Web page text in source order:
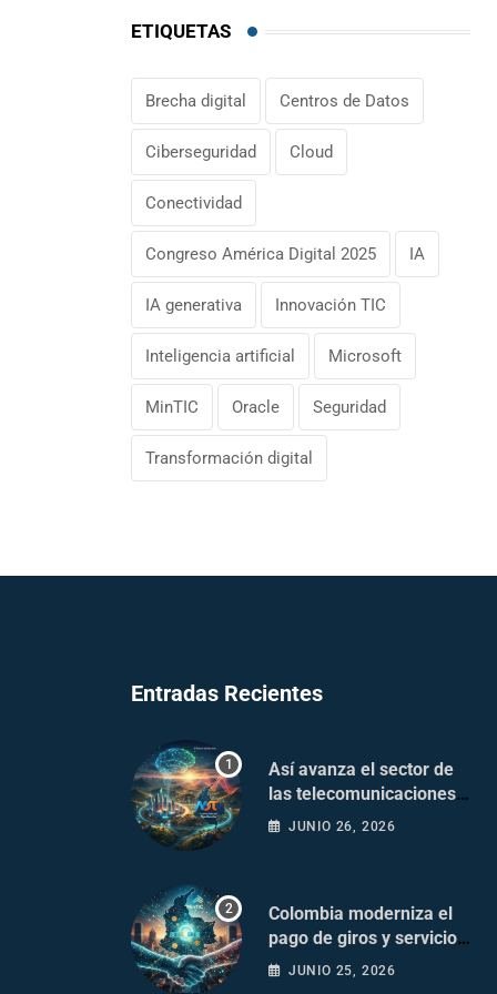
ETIQUETAS
Brecha digital Centros de Datos
Ciberseguridad Cloud
Conectividad
Congreso América Digital 2025 IA
IA generativa Innovación TIC
Inteligencia artificial Microsoft
MinTIC Oracle Seguridad
Transformación digital
Entradas Recientes
Así avanza el sector de
las telecomunicaciones
en Colombia
JUNIO 26, 2026
Colombia moderniza el
pago de giros y servicios
postales
JUNIO 25, 2026